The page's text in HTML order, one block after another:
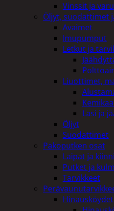
Vinssit ja
Öljyt, suodattimet
Avaimet
Imupumput
Letkut ja
Liuottimet,
Lasi ja
Öljyt
Suodattimet
Pakoputken osat
Laipat ja
Putket ja
Tarvikkeet